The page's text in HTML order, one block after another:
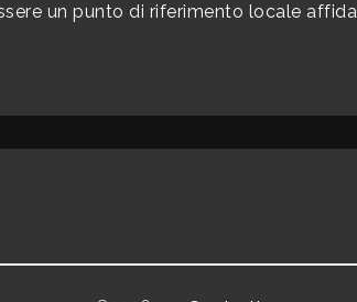
un punto di riferimento locale